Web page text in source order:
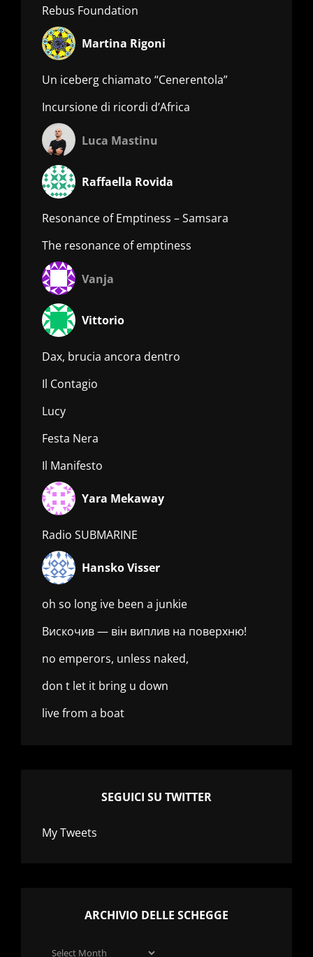
Rebus Foundation
Martina Rigoni
Un iceberg chiamato “Cenerentola”
Incursione di ricordi d’Africa
Luca Mastinu
Raffaella Rovida
Resonance of Emptiness – Samsara
The resonance of emptiness
Vanja
Vittorio
Dax, brucia ancora dentro
Il Contagio
Lucy
Festa Nera
Il Manifesto
Yara Mekaway
Radio SUBMARINE
Hansko Visser
oh so long ive been a junkie
Вискочив — він виплив на поверхню!
no emperors, unless naked,
don t let it bring u down
live from a boat
SEGUICI SU TWITTER
My Tweets
ARCHIVIO DELLE SCHEGGE
Archivio